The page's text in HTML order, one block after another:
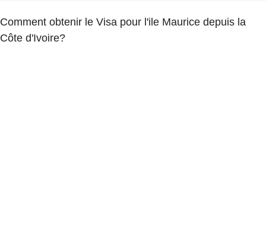
Comment obtenir le Visa pour l'ile Maurice depuis la
Côte d'Ivoire?